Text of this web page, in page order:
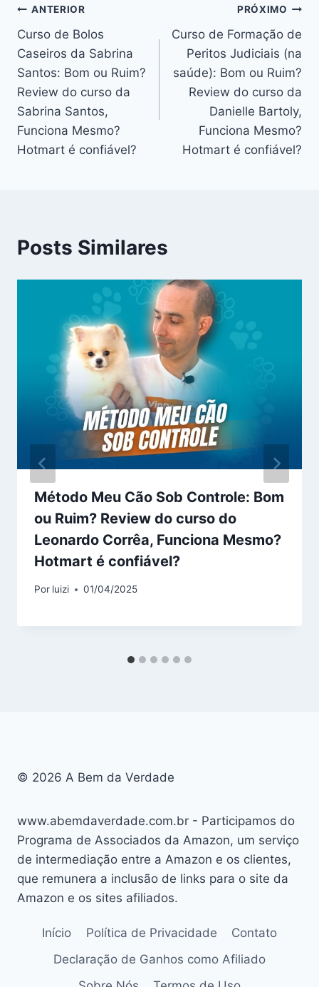
Navegação
de
Post
ANTERIOR
Curso de Bolos
Caseiros da Sabrina
Santos: Bom ou Ruim?
Review do curso da
Sabrina Santos,
Funciona Mesmo?
Hotmart é confiável?
PRÓXIMO
Curso de Formação de
Peritos Judiciais (na
saúde): Bom ou Ruim?
Review do curso da
Danielle Bartoly,
Funciona Mesmo?
Hotmart é confiável?
Posts Similares
Método Meu Cão Sob Controle: Bom
ou Ruim? Review do curso do
Leonardo Corrêa, Funciona Mesmo?
Hotmart é confiável?
Por luizi 01/04/2025
© 2026 A Bem da Verdade
www.abemdaverdade.com.br - Participamos do
Programa de Associados da Amazon, um serviço
de intermediação entre a Amazon e os clientes,
que remunera a inclusão de links para o site da
Amazon e os sites afiliados.
Início Política de Privacidade
Contato
Declaração de Ganhos como Afiliado